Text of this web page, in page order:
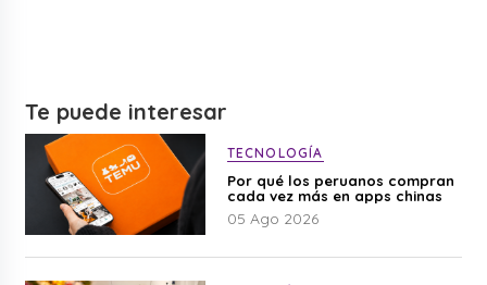
Te puede interesar
TECNOLOGÍA
Por qué los peruanos compran
cada vez más en apps chinas
05 Ago 2026